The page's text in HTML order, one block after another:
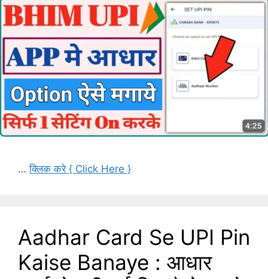
…क्लिक करे { Click Here }
Aadhar Card Se UPI Pin
Kaise Banaye : आधार